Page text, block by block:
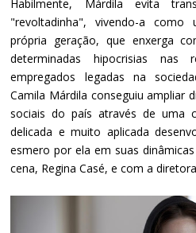
Habilmente, Márdila evita
"revoltadinha", vivendo-a como
própria geração, que enxerga
determinadas hipocrisias
empregados legadas na
Camila Márdila conseguiu ampliar
sociais do país através de uma
delicada e muito aplicada
esmero por ela em suas
cena, Regina Casé, e com a